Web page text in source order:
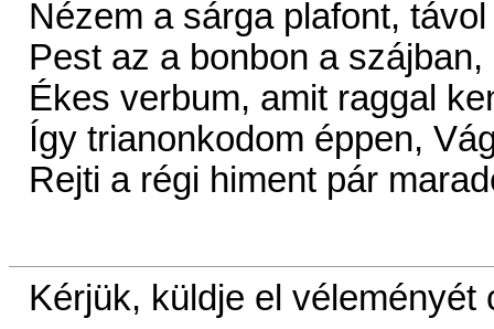
Nézem a sárga plafont,
Pest az a bonbon a
Ékes verbum, amit raggal
Így trianonkodom éppen,
Rejti a régi himent pár
Kérjük, küldje el